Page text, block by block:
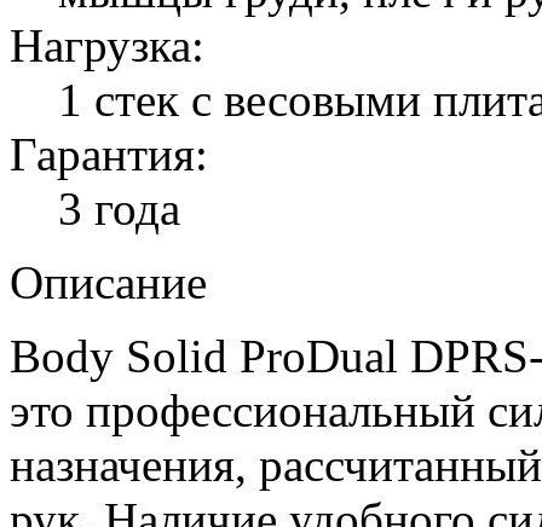
Нагрузка:
1 стек с весовыми
Гарантия:
3 года
Описание
Body Solid ProDual
это профессиональный
назначения,